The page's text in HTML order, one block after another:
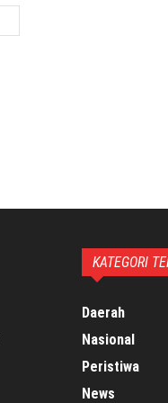
KATEGORI
Daerah
Nasional
Peristiwa
News